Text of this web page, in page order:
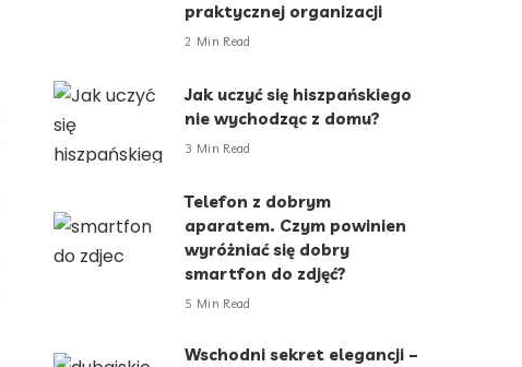
praktycznej organizacji
2 Min Read
Jak uczyć się hiszpańskiego
nie wychodząc z domu?
3 Min Read
Telefon z dobrym
aparatem. Czym powinien
wyróżniać się dobry
smartfon do zdjęć?
5 Min Read
Wschodni sekret elegancji –